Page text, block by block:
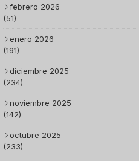
febrero 2026
(51)
enero 2026
(191)
diciembre 2025
(234)
noviembre 2025
(142)
octubre 2025
(233)